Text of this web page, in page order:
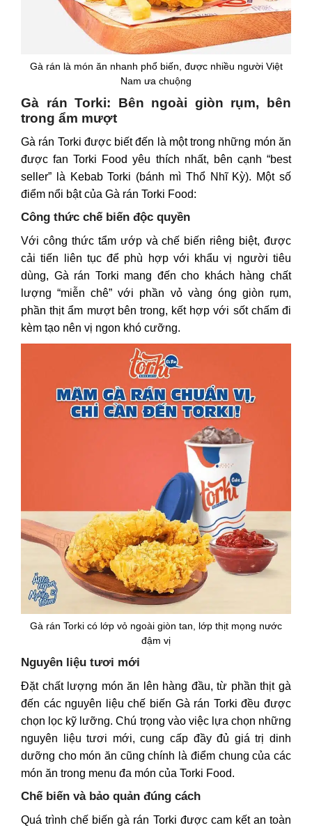
Gà rán là món ăn nhanh phổ biến, được nhiều người Việt
Nam ưa chuộng
Gà rán Torki: Bên ngoài giòn rụm, bên
trong ẩm mượt
Gà rán Torki được biết đến là một trong những món ăn
được fanTorki Food yêu thích nhất, bên cạnh “best
seller” là Kebab Torki (bánh mì Thổ Nhĩ Kỳ). Một số
điểm nổi bật của Gà rán Torki Food:
Công thức chế biến độc quyền
Với công thức tẩm ướp và chế biến riêng biệt, được
cải tiến liên tục để phù hợp với khẩu vị người tiêu
dùng, Gà rán Torki mang đến cho khách hàng chất
lượng “miễn chê” với phần vỏ vàng óng giòn rụm,
phần thịt ẩm mượt bên trong, kết hợp với sốt chấm đi
kèm tạo nên vị ngon khó cưỡng.
Gà rán Torki có lớp vỏ ngoài giòn tan, lớp thịt mọng nước
đậm vị
Nguyên liệu tươi mới
Đặt chất lượng món ăn lên hàng đầu, từ phần thịt gà
đến các nguyên liệu chế biến Gà rán Torki đều được
chọn lọc kỹ lưỡng. Chú trọng vào việc lựa chọn những
nguyên liệu tươi mới, cung cấp đầy đủ giá trị dinh
dưỡng cho món ăn cũng chính là điểm chung của các
món ăn trong menu đa món của Torki Food.
Chế biến và bảo quản đúng cách
Quá trình chế biến gà rán Torki được cam kết an toàn